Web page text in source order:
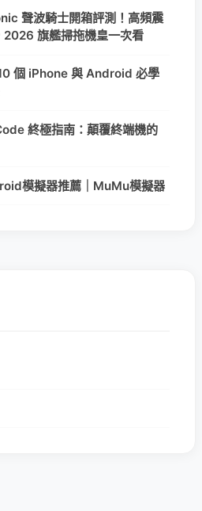
聲波騎士開箱評測！高頻震
旗艦掃拖機皇一次看
個 iPhone 與 Android 必學
終極指南：顛覆終端機的
模擬器推薦｜MuMu模擬器